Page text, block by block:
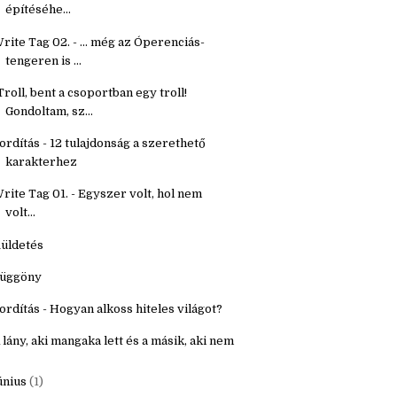
holmik
- Segítő kérdések fantasy világ
építéséhe...
Tag 02. - ... még az Óperenciás-
tengeren is ...
bent a csoportban egy troll!
Gondoltam, sz...
- 12 tulajdonság a szerethető
karakterhez
Tag 01. - Egyszer volt, hol nem
volt...